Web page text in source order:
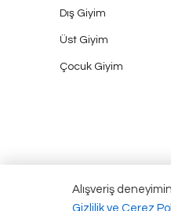
Alışveriş
Gizlilik ve Çerez
Dış Giyim
Üst Giyim
Çocuk Giyim